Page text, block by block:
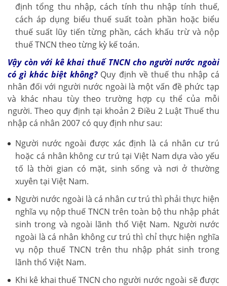
định tổng thu nhập, cách tính thu nhập tính thuế,
cách áp dụng biểu thuế suất toàn phần hoặc biểu
thuế suất lũy tiến từng phần, cách khấu trừ và nộp
thuế TNCN theo từng kỳ kế toán.
Vậy còn với kê khai thuế TNCN cho người nước ngoài
có gì khác biệt không?Quy định về thuế thu nhập cá
nhân đối với người nước ngoài là một vấn đề phức tạp
và khác nhau tùy theo trường hợp cụ thể của mỗi
người. Theo quy định tại khoản 2 Điều 2 Luật Thuế thu
nhập cá nhân 2007 có quy định như sau:
Người nước ngoài được xác định là cá nhân cư trú
hoặc cá nhân không cư trú tại Việt Nam dựa vào yếu
tố là thời gian có mặt, sinh sống và nơi ở thường
xuyên tại Việt Nam.
Người nước ngoài là cá nhân cư trú thì phải thực hiện
nghĩa vụ nộp thuế TNCN trên toàn bộ thu nhập phát
sinh trong và ngoài lãnh thổ Việt Nam. Người nước
ngoài là cá nhân không cư trú thì chỉ thực hiện nghĩa
vụ nộp thuế TNCN trên thu nhập phát sinh trong
lãnh thổ Việt Nam.
Khi kê khai thuế TNCN cho người nước ngoài sẽ được